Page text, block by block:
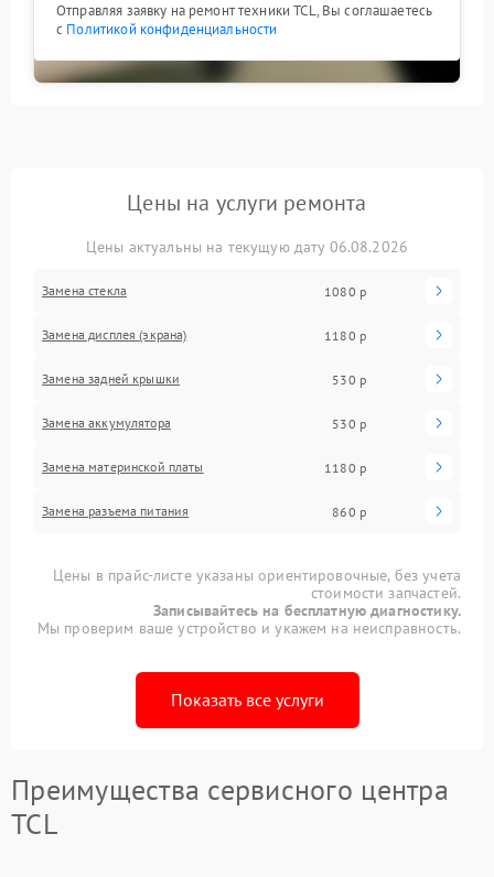
Отправляя заявку на ремонт техники TCL, Вы соглашаетесь
с Политикой конфиденциальности
Цены на услуги ремонта
Цены актуальны на текущую дату 06.08.2026
Замена стекла 1080 р
Замена дисплея (экрана) 1180 р
Замена задней крышки 530 р
Замена аккумулятора 530 р
Замена материнской платы 1180 р
Замена разъема питания 860 р
Цены в прайс-листе указаны ориентировочные, без учета
стоимости запчастей.
Записывайтесь на бесплатную диагностику.
Мы проверим ваше устройство и укажем на неисправность.
Показать все услуги
Преимущества сервисного центра
TCL